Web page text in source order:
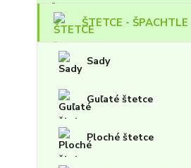
ŠTETCE - ŠPACHTLE
Sady
Guľaté štetce
Ploché štetce